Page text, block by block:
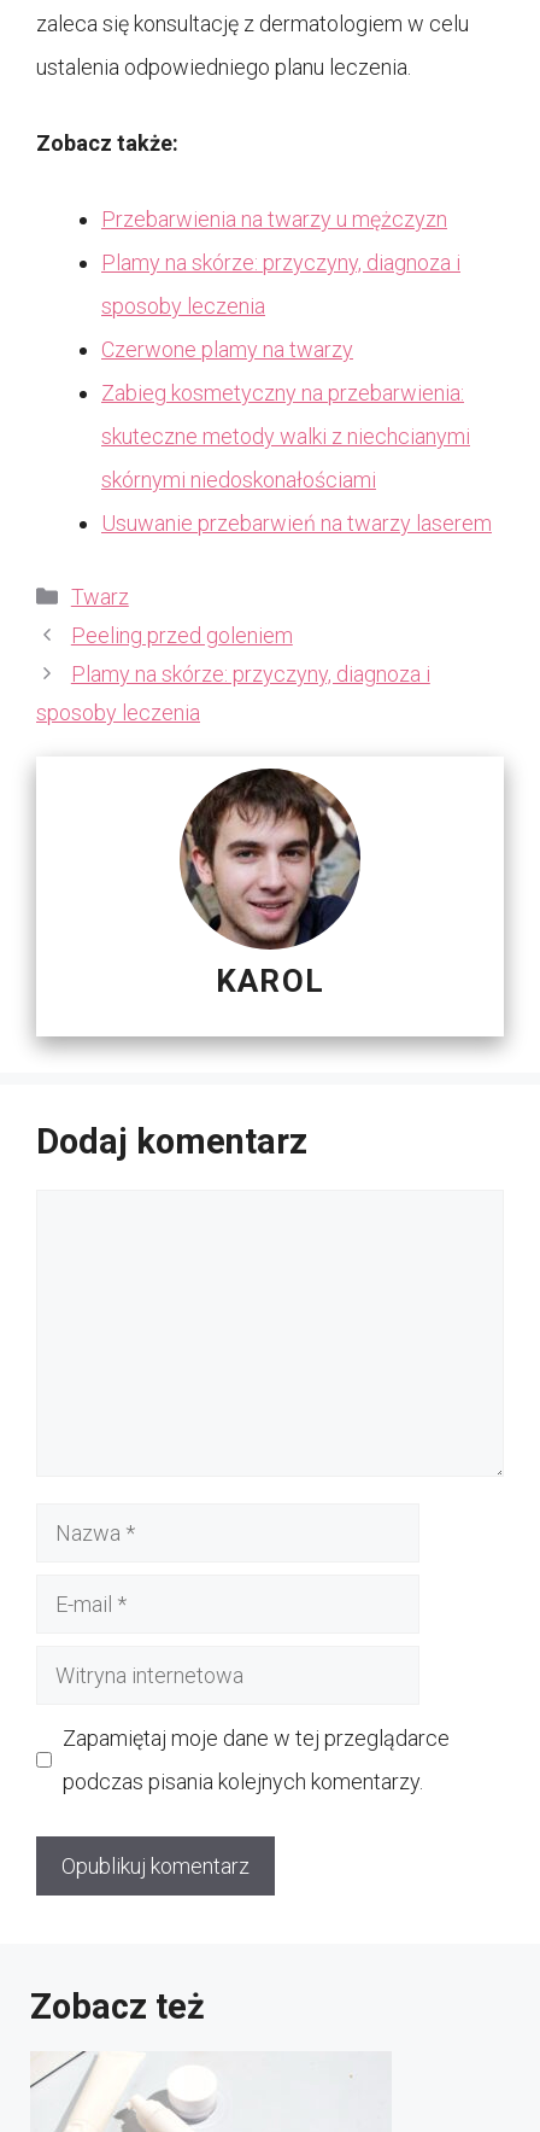
zaleca się konsultację z dermatologiem w celu
ustalenia odpowiedniego planu leczenia.
Zobacz także:
Przebarwienia na twarzy u mężczyzn
Plamy na skórze: przyczyny, diagnoza i
sposoby leczenia
Czerwone plamy na twarzy
Zabieg kosmetyczny na przebarwienia:
skuteczne metody walki z niechcianymi
skórnymi niedoskonałościami
Usuwanie przebarwień na twarzy laserem
Kategorie
Twarz
Peeling przed goleniem
Plamy na skórze: przyczyny, diagnoza i
sposoby leczenia
KAROL
Dodaj komentarz
Nazwa
Witryna
Zapamiętaj moje dane w tej przeglądarce
podczas pisania kolejnych komentarzy.
Zobacz też